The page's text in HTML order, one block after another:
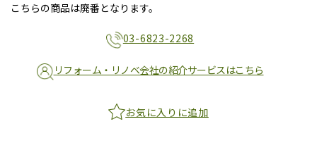
こちらの商品は廃番となります。
03-6823-2268
リフォーム・リノベ会社の紹介サービスはこちら
お気に入りに追加